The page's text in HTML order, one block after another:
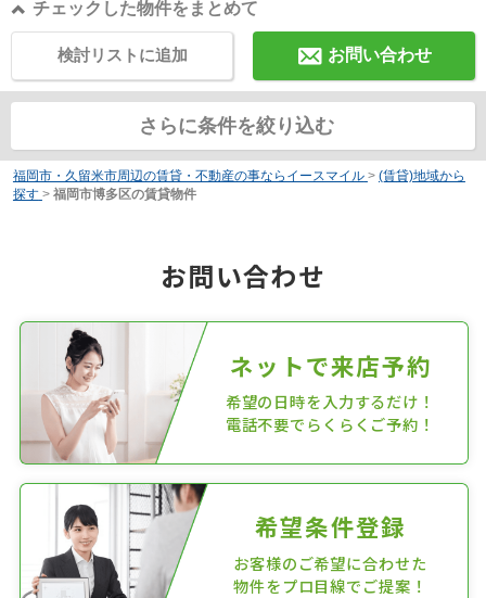
チェックした物件をまとめて
お問い合わせ
検討リストに追加
さらに条件を絞り込む
福岡市・久留米市周辺の賃貸・不動産の事ならイースマイル > (賃貸)地域から
探す > 福岡市博多区の賃貸物件
お問い合わせ
ネットで来店予約
希望の日時を入力するだけ！
電話不要でらくらくご予約！
希望条件登録
お客様のご希望に合わせた
物件をプロ目線でご提案！